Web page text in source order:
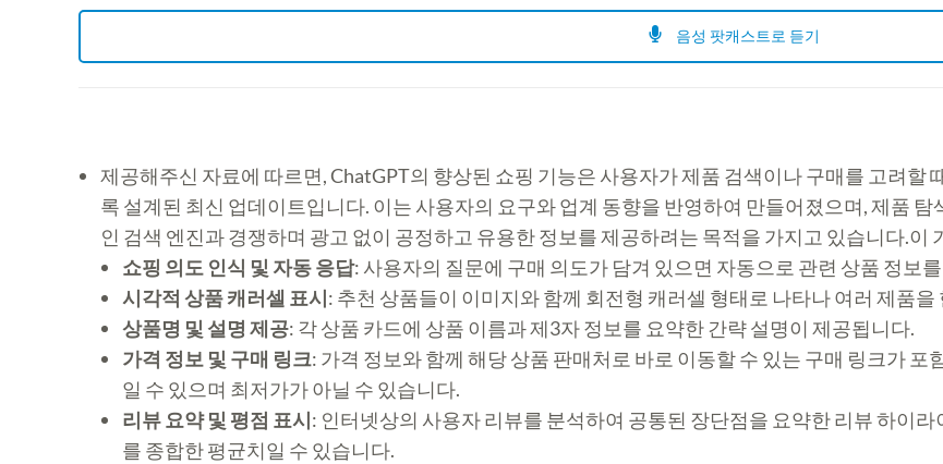
음성 팟캐스트로 듣기
제공해주신 자료에 따르면, ChatGPT의 향상된 쇼핑 기능은 사용자가 제품 검색이나 구매를 고려할
록 설계된 최신 업데이트입니다. 이는 사용자의 요구와 업계 동향을 반영하여 만들어졌으며, 제품
인 검색 엔진과 경쟁하며 광고 없이 공정하고 유용한 정보를 제공하려는 목적을 가지고 있습니다.이
쇼핑 의도 인식 및 자동 응답: 사용자의 질문에 구매 의도가 담겨 있으면 자동으로 관련 상품 정보
시각적 상품 캐러셀 표시: 추천 상품들이 이미지와 함께 회전형 캐러셀 형태로 나타나 여러 제품
상품명 및 설명 제공: 각 상품 카드에 상품 이름과 제3자 정보를 요약한 간략 설명이 제공됩니다.
가격 정보 및 구매 링크: 가격 정보와 함께 해당 상품 판매처로 바로 이동할 수 있는 구매 링크가
일 수 있으며 최저가가 아닐 수 있습니다.
리뷰 요약 및 평점 표시: 인터넷상의 사용자 리뷰를 분석하여 공통된 장단점을 요약한 리뷰 하이
를 종합한 평균치일 수 있습니다.